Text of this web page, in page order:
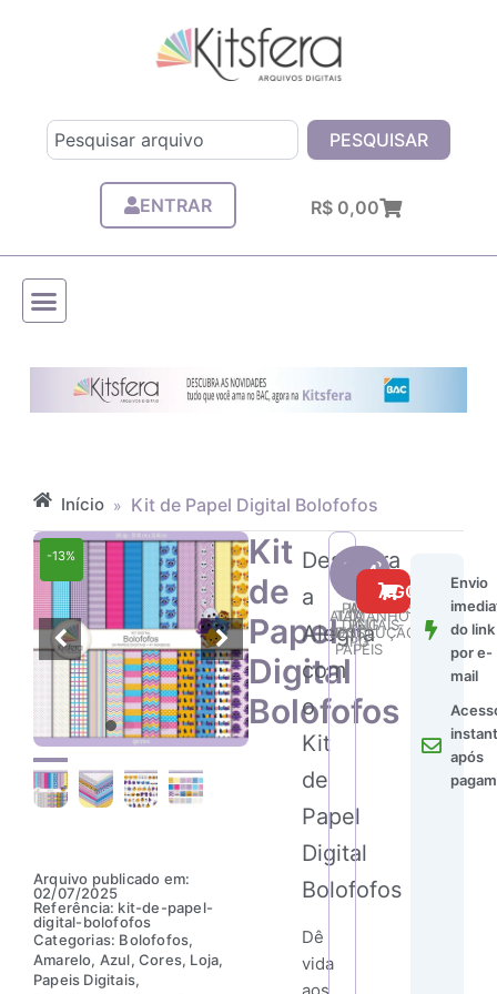
Pesquisar PESQUISAR
ENTRAR R$ 0,00Carrinho
Início » Kit de Papel Digital Bolofofos
-13%
Arquivo publicado em:
02/07/2025
Referência: kit-de-papel-
digital-bolofofos
Categorias: Bolofofos,
Amarelo, Azul,Cores, Loja,
Papeis Digitais,
Kit
de
Papel
Digital
Bolofofos
Descubra
a
Alegria
com
o
Kit
de
Papel
Digital
Bolofofos
Dê
vida
ALTA
RESOLUÇÃO
TAMANHO
DOS
PAPÉIS
24
PAPÉIS
DIGITAIS
JPG
47
IMAGENS
PNG
Kit
de
Papel
Digital
Bolofofos
COMPRAR AGORA
Envio
do link
por e-
mail
após